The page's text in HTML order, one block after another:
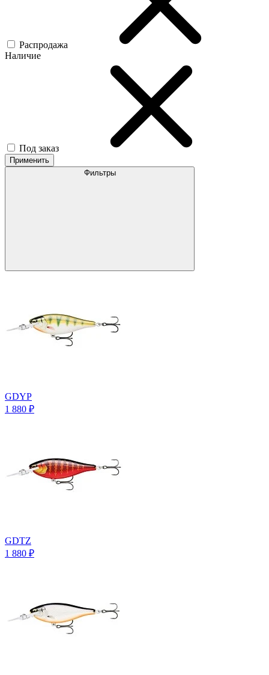
Распродажа
Наличие
Под заказ
Применить
Фильтры
GDYP
1 880 ₽
GDTZ
1 880 ₽